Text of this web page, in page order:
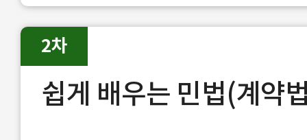
쉽게 배우는 민법(계약
2차